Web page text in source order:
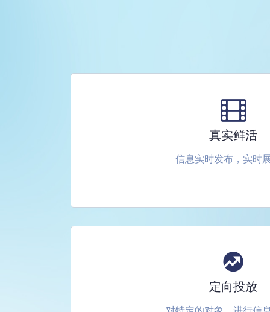
真实鲜活
信息实时发布，实时
定向投放